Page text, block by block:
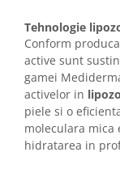
Tehnologie
Conform
active sunt
gamei
activelor in
piele si o
moleculara mica
hidratarea in